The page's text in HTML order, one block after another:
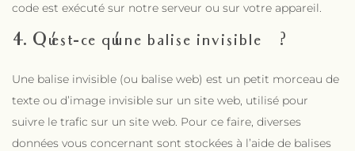
code est exécuté sur notre serveur ou sur votre appareil.
4. Qu’est-ce qu’une balise invisible ?
Une balise invisible (ou balise web) est un petit morceau de
texte ou d’image invisible sur un site web, utilisé pour
suivre le trafic sur un site web. Pour ce faire, diverses
données vous concernant sont stockées à l’aide de balises